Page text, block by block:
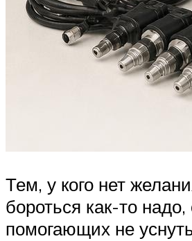
Тем, у кого нет
бороться как-то
помогающих не